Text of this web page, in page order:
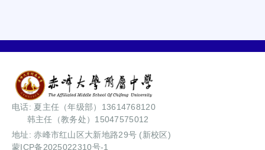
电话: 夏主任（年级部）13614768120
韩主任（教务处）15047575012
地址: 赤峰市红山区大新地路29号 (新校区)
蒙ICP备2025022310号-1